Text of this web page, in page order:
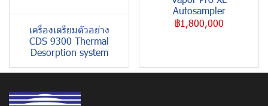
เครื่องเตรียมตัวอย่าง
CDS 9300 Thermal
Desorption system
Autosampler
฿1,800,000